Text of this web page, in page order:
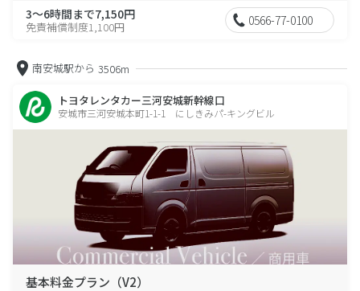
3～6時間まで7,150円
免責補償制度1,100円 0566-77-0100
南安城駅から 3506m
トヨタレンタカー三河安城新幹線口
安城市三河安城本町1-1-1 にしきみパ-キングビル
基本料金プラン（V2）